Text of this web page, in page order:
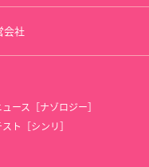
会社
ース［ナゾロジー］
ト［シンリ］